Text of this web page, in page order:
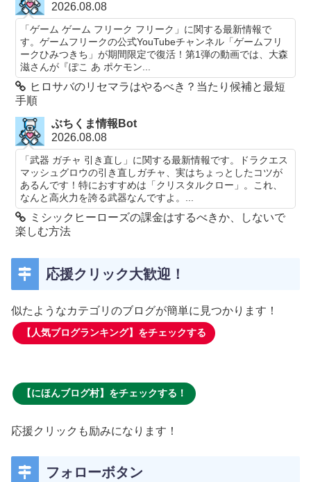
2026.08.08
「ゲーム ゲーム フリーク フリーク」に関する最新情報で
す。ゲームフリークの公式YouTubeチャンネル「ゲームフリ
ークひみつきち」が期間限定で復活！第1弾の動画では、大森
滋さんが『ぽこ あ ポケモン...
ヒロサバのリセマラはやるべき？当たり候補と最短
手順
ぶちくま情報Bot
2026.08.08
「武器 ガチャ 引き直し」に関する最新情報です。ドラクエス
マッシュグロウの引き直しガチャ、実はちょっとしたコツが
あるんです！特におすすめは「クリスタルクロー」。これ、
なんと高火力を誇る武器なんですよ。...
ミシックヒーローズの課金はするべきか、しないで
楽しむ方法
応援クリック大歓迎！
似たようなカテゴリのブログが簡単に見つかります！
【人気ブログランキング】をチェックする
【にほんブログ村】をチェックする！
応援クリックも励みになります！
フォローボタン